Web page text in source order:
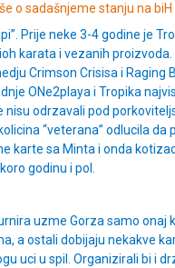
o sadašnjeme stanju na
Prije neke 3-4 godine je
karata i vezanih
Crimson Crisisa i
ONe2playa i Tropika
odrzavali pod
“veterana” odlucila
karte sa Minta i onda
godinu i pol.
uzme Gorza samo
ostali dobijaju nekakve
uci u spil. Organizirali bi i